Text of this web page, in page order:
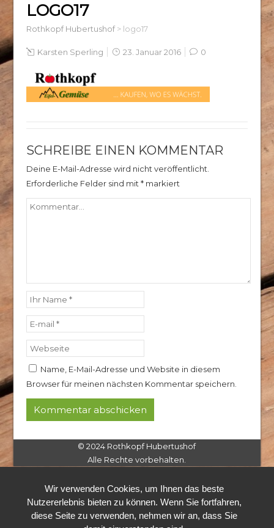
LOGO17
Rothkopf Hubertushof> logo17
Karsten Sperling 23. Januar 2016 0
SCHREIBE EINEN KOMMENTAR
Deine E-Mail-Adresse wird nicht veröffentlicht.
Erforderliche Felder sind mit*markiert
Name, E-Mail-Adresse und Website in diesem
Browser für meinen nächsten Kommentar speichern.
© 2024 Rothkopf Hubertushof
Alle Rechte vorbehalten.
Wir verwenden Cookies, um Ihnen das beste
Nutzererlebnis bieten zu können. Wenn Sie fortfahren,
diese Seite zu verwenden, nehmen wir an, dass Sie